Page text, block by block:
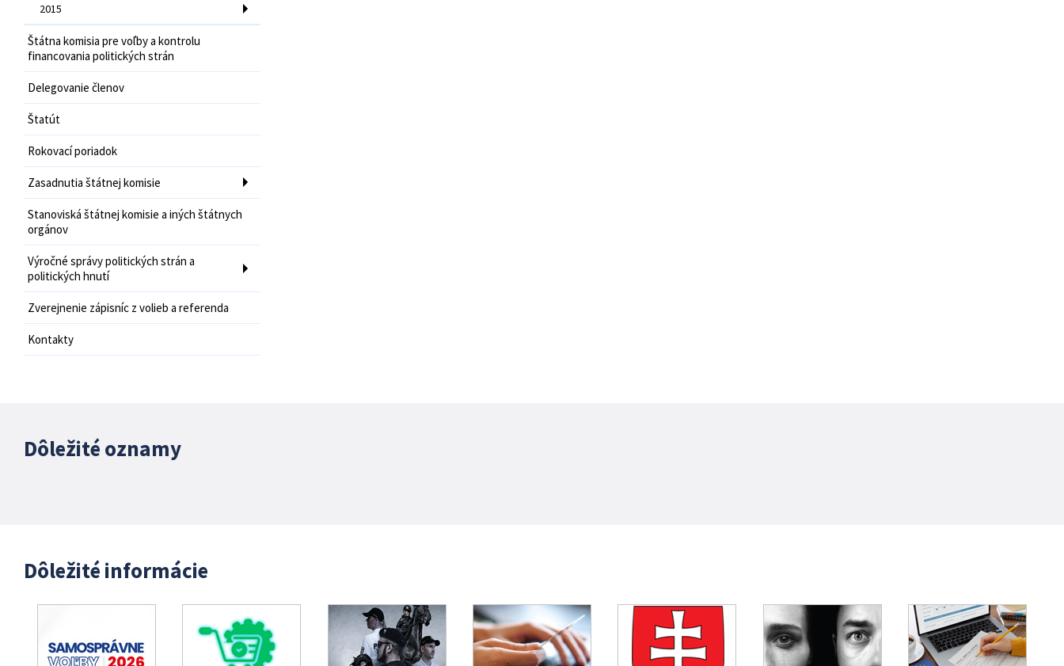
2015
Štátna komisia pre voľby a kontrolu
financovania politických strán
Delegovanie členov
Štatút
Rokovací poriadok
Zasadnutia štátnej komisie
Stanoviská štátnej komisie a iných štátnych
orgánov
Výročné správy politických strán a
politických hnutí
Zverejnenie zápisníc z volieb a referenda
Kontakty
Dôležité oznamy
Dôležité informácie